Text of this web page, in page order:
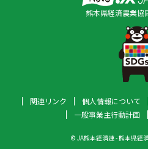
熊本県経済農業協
関連リンク 個人情報について
一般事業主行動計画
© JA熊本経済連 - 熊本県経